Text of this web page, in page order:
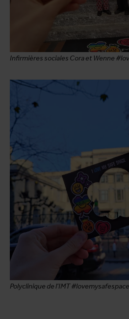
Infirmières sociales Cora et Wenne
Polyclinique de l'IMT #lovemysafespace